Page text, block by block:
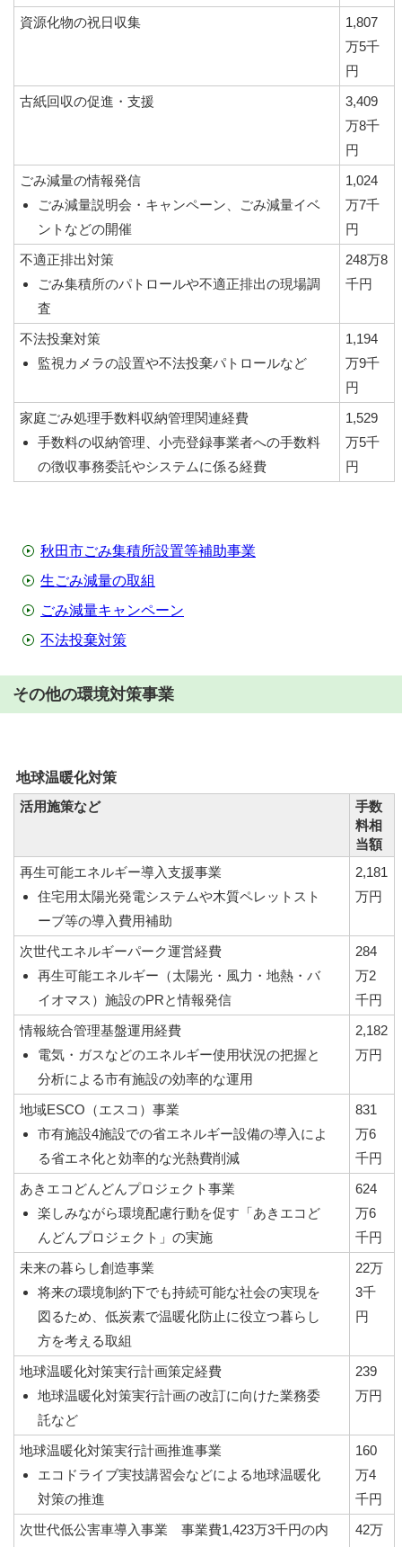
資源化物の祝日収集
1,807
万5千
円
古紙回収の促進・支援
3,409
万8千
円
ごみ減量の情報発信
ごみ減量説明会・キャンペーン、ごみ減量イベ
ントなどの開催
1,024
万7千
円
不適正排出対策
ごみ集積所のパトロールや不適正排出の現場調
査
248万8
千円
不法投棄対策
監視カメラの設置や不法投棄パトロールなど
1,194
万9千
円
家庭ごみ処理手数料収納管理関連経費
手数料の収納管理、小売登録事業者への手数料
の徴収事務委託やシステムに係る経費
1,529
万5千
円
秋田市ごみ集積所設置等補助事業
生ごみ減量の取組
ごみ減量キャンペーン
不法投棄対策
その他の環境対策事業
地球温暖化対策
活用施策など
手数
料相
当額
再生可能エネルギー導入支援事業
住宅用太陽光発電システムや木質ペレットスト
ーブ等の導入費用補助
2,181
万円
次世代エネルギーパーク運営経費
再生可能エネルギー（太陽光・風力・地熱・バ
イオマス）施設のPRと情報発信
284
万2
千円
情報統合管理基盤運用経費
電気・ガスなどのエネルギー使用状況の把握と
分析による市有施設の効率的な運用
2,182
万円
地域ESCO（エスコ）事業
市有施設4施設での省エネルギー設備の導入によ
る省エネ化と効率的な光熱費削減
831
万6
千円
あきエコどんどんプロジェクト事業
楽しみながら環境配慮行動を促す「あきエコど
んどんプロジェクト」の実施
624
万6
千円
未来の暮らし創造事業
将来の環境制約下でも持続可能な社会の実現を
図るため、低炭素で温暖化防止に役立つ暮らし
方を考える取組
22万
3千
円
地球温暖化対策実行計画策定経費
地球温暖化対策実行計画の改訂に向けた業務委
託など
239
万円
地球温暖化対策実行計画推進事業
エコドライブ実技講習会などによる地球温暖化
対策の推進
160
万4
千円
次世代低公害車導入事業 事業費1,423万3千円の内
42万